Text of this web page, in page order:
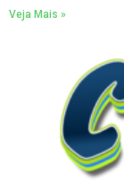
Veja Mais »